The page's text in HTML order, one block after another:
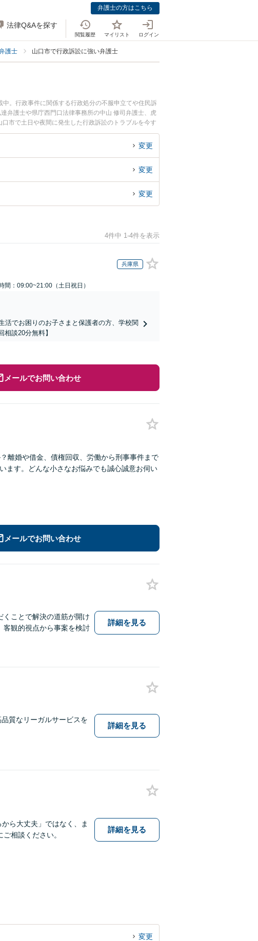
弁護士の方はこちら
法律Q&Aを探す
閲覧履歴 マイリスト ログイン
護士 山口市で行政訴訟に強い弁護士
。行政事件に関係する行政処分の不服申立てや住民訴
弁護士や県庁西門口法律事務所の中山 修司弁護士、虎
市で土日や夜間に発生した行政訴訟のトラブルを今す
を法律相談できる山口市内の弁護士に相談予約したい』
変更
変更
変更
4件中 1-4件を表示
兵庫県
間：09:00~21:00（土日祝日）
活でお困りのお子さまと保護者の方、学校関
談20分無料】
メールでお問い合わせ
離婚や借金、債権回収、労働から刑事事件まで
ます。どんな小さなお悩みでも誠心誠意お伺い
メールでお問い合わせ
くことで解決の道筋が開け
客観的視点から事案を検討
詳細を見る
質なリーガルサービスを
詳細を見る
ら大丈夫」ではなく、ま
相談ください。
詳細を見る
変更